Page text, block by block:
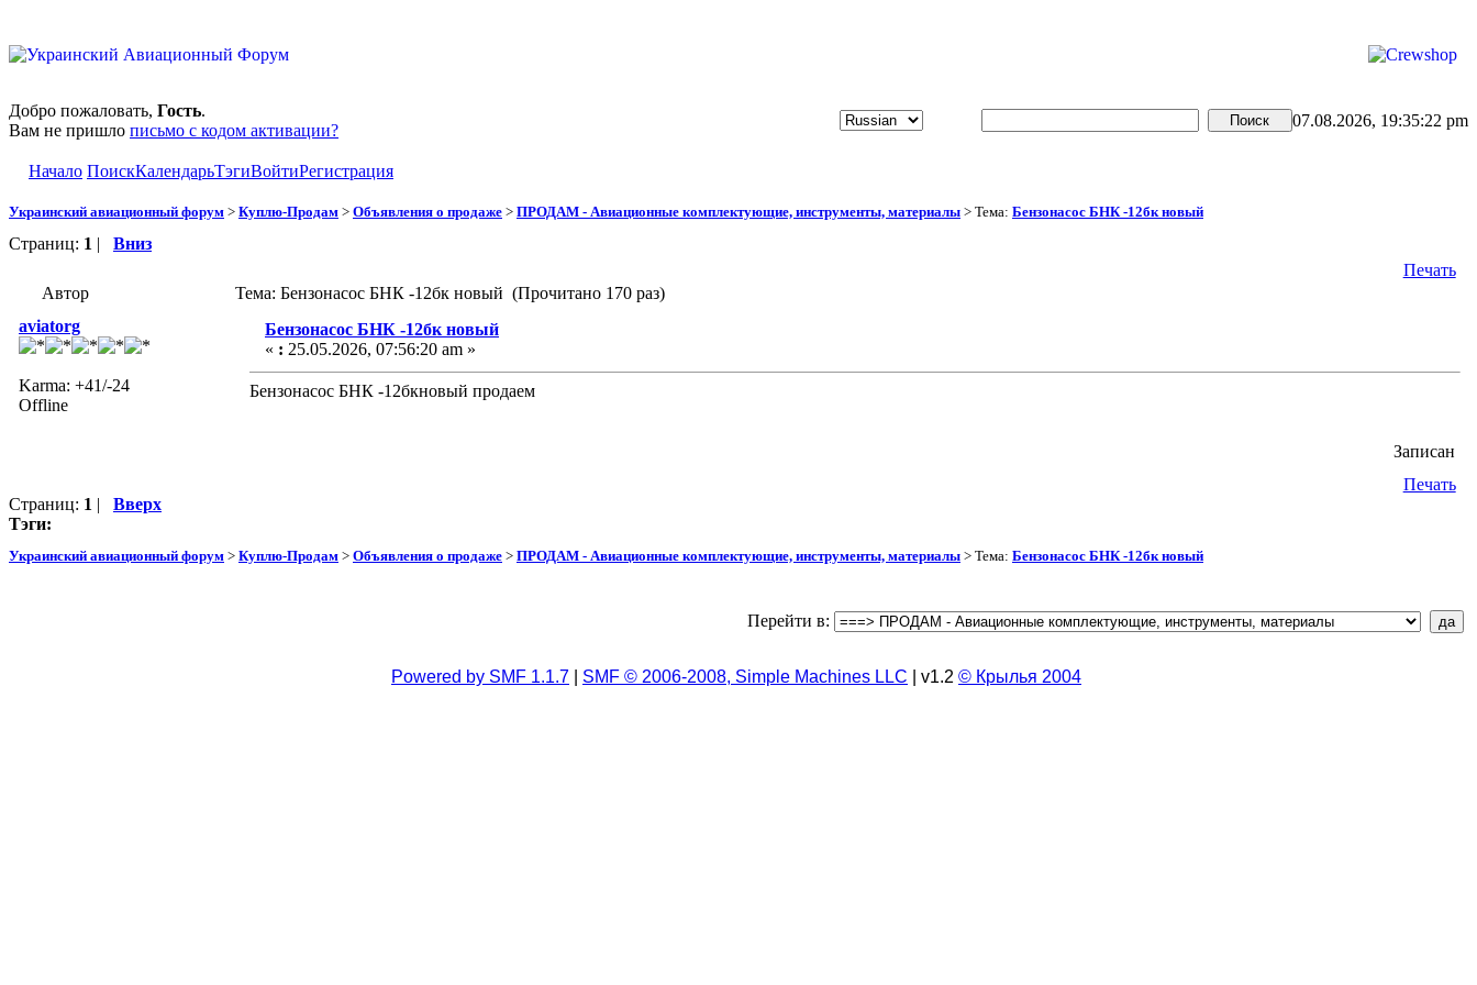
Добро пожаловать, Гость.
Вам не пришло письмо с кодом активации?
07.08.2026, 19:35:22 pm
Начало ПоискКалендарьТэгиВойтиРегистрация
Украинский авиационный форум > Куплю-Продам > Объявления о продаже > ПРОДАМ - Авиационные комплектующие, инструменты, материалы > Тема: Бензонасос БНК -12бк новый
Страниц: 1 | Вниз
Печать
Автор
Тема: Бензонасос БНК -12бк новый (Прочитано 170 раз)
aviatorg
Karma: +41/-24
Offline
Бензонасос БНК -12бк новый
« : 25.05.2026, 07:56:20 am »
Бензонасос БНК -12бкновый продаем
Записан
Печать
Страниц: 1 | Вверх
Тэги:
Украинский авиационный форум > Куплю-Продам > Объявления о продаже > ПРОДАМ - Авиационные комплектующие, инструменты, материалы > Тема: Бензонасос БНК -12бк новый
Перейти в:
Powered by SMF 1.1.7 SMF © 2006-2008, Simple Machines LLC | v1.2 © Крылья 2004